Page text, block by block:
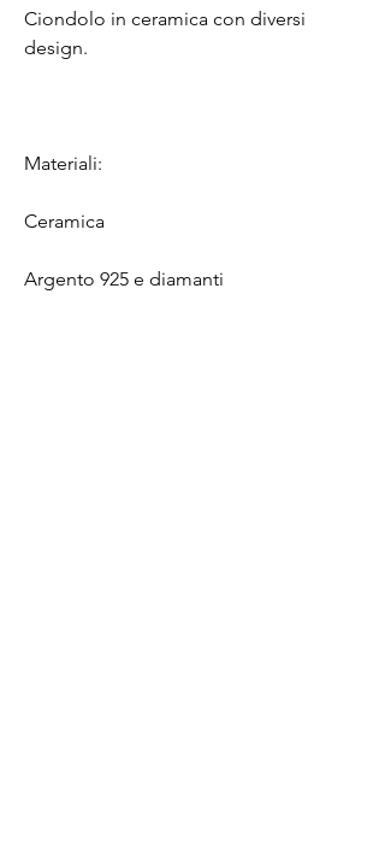
Ciondolo in ceramica con diversi
design.
Materiali:
Ceramica
Argento 925 e diamanti